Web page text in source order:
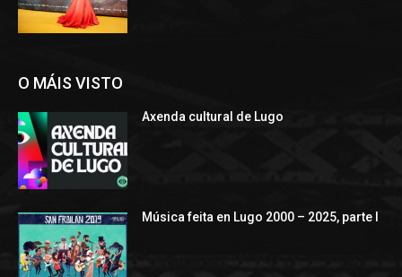
O MÁIS VISTO
Axenda cultural de Lugo
Música feita en Lugo 2000 – 2025, parte I